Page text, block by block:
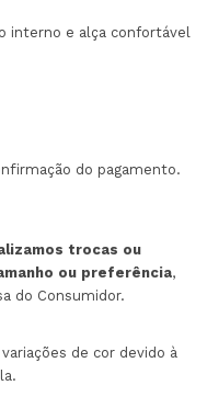
interno e alça confortável
do pagamento.
trocas ou
ou preferência,
do Consumidor.
de cor devido à